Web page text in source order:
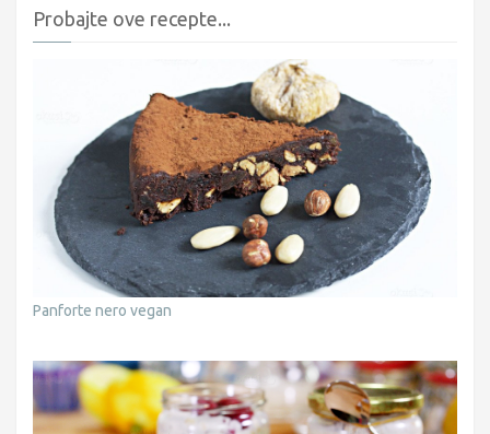
Probajte ove recepte...
Panforte nero vegan